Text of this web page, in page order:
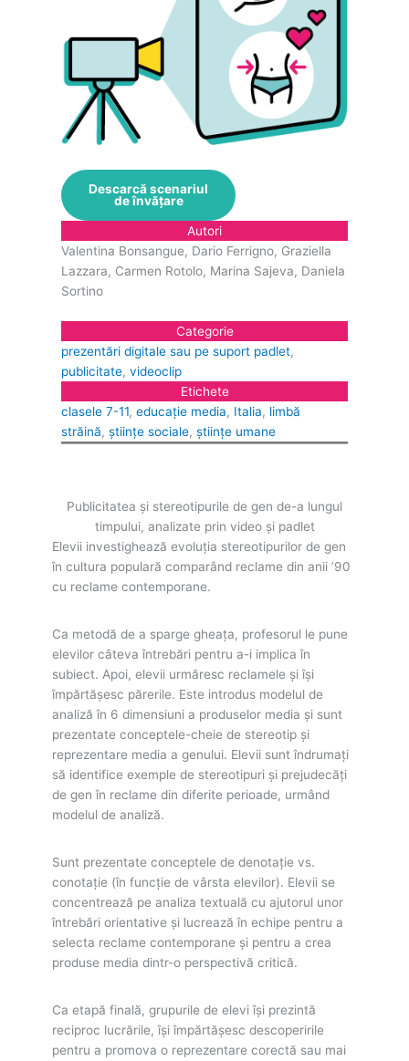
Descarcă scenariul
de învățare
Autori
Valentina Bonsangue, Dario Ferrigno, Graziella
Lazzara, Carmen Rotolo, Marina Sajeva, Daniela
Sortino
Categorie
prezentări digitale sau pe suport padlet
publicitate, videoclip
Etichete
clasele 7-11, educație media, Italia, limbă
străină, științe sociale, științe umane
Publicitatea și stereotipurile de gen de-a lungul
timpului, analizate prin video și padlet
Elevii investighează evoluția stereotipurilor de gen
în cultura populară comparând reclame din anii ’90
cu reclame contemporane.
Ca metodă de a sparge gheața, profesorul le pune
elevilor câteva întrebări pentru a-i implica în
subiect. Apoi, elevii urmăresc reclamele și își
împărtășesc părerile. Este introdus modelul de
analiză în 6 dimensiuni a produselor media și sunt
prezentate conceptele-cheie de stereotip și
reprezentare media a genului. Elevii sunt îndrumați
să identifice exemple de stereotipuri și prejudecăți
de gen în reclame din diferite perioade, urmând
modelul de analiză.
Sunt prezentate conceptele de denotație vs.
conotație (în funcție de vârsta elevilor). Elevii se
concentrează pe analiza textuală cu ajutorul unor
întrebări orientative și lucrează în echipe pentru a
selecta reclame contemporane și pentru a crea
produse media dintr-o perspectivă critică.
Ca etapă finală, grupurile de elevi își prezintă
reciproc lucrările, își împărtășesc descoperirile
pentru a promova o reprezentare corectă sau mai